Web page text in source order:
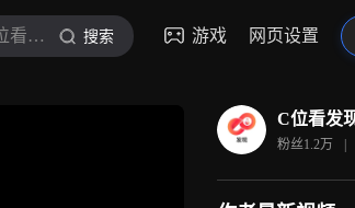
C位看发现 搜索 游戏 网页设置
C位看发
粉丝1.2万 |